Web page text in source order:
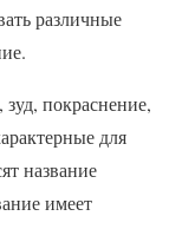
различные
покраснение,
для
название
имеет